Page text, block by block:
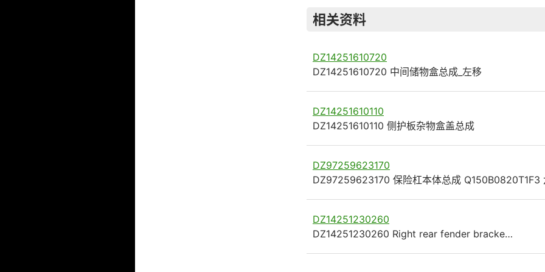
相关资料
DZ14251610720
DZ14251610720 中间储物盒总成_左移
DZ14251610110
DZ14251610110 侧护板杂物盒盖总成
DZ97259623170
DZ97259623170 保险杠本体总成 Q150B0820T1F3
DZ14251230260
DZ14251230260 Right rear fender bracke…